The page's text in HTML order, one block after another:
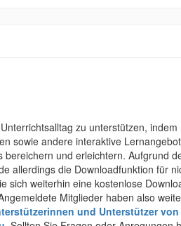
zu unterstützen,
sowie andere interaktive
und erleichtern. Aufgrund
allerdings die Downloadfunktion für
weiterhin eine kostenlose
Mitglieder haben also
und Unterstützer